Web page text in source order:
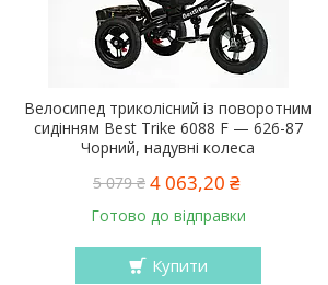
Велосипед триколісний із поворотним
сидінням Best Trike 6088 F — 626-87
Чорний, надувні колеса
5 079 ₴ 4 063,20 ₴
Готово до відправки
Купити